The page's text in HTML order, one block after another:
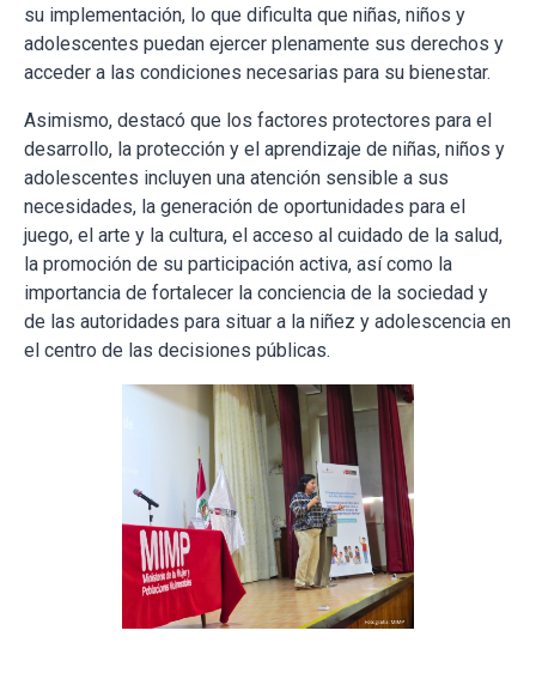
su implementación, lo que dificulta que niñas, niños y
adolescentes puedan ejercer plenamente sus derechos y
acceder a las condiciones necesarias para su bienestar.
Asimismo, destacó que los factores protectores para el
desarrollo, la protección y el aprendizaje de niñas, niños y
adolescentes incluyen una atención sensible a sus
necesidades, la generación de oportunidades para el
juego, el arte y la cultura, el acceso al cuidado de la salud,
la promoción de su participación activa, así como la
importancia de fortalecer la conciencia de la sociedad y
de las autoridades para situar a la niñez y adolescencia en
el centro de las decisiones públicas.